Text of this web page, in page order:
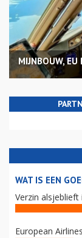
MIJNBOUW,
WAT IS EEN
Verzin alsjeblieft
European